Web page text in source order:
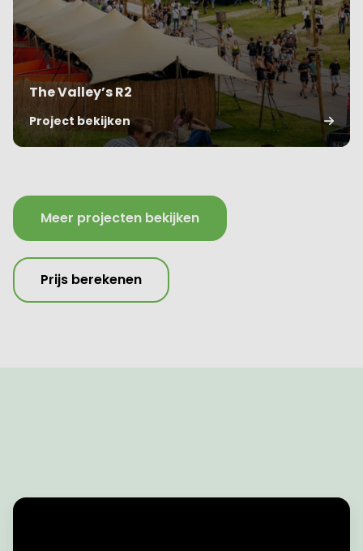
The Valley’s R2
Project bekijken
Meer projecten bekijken
Prijs berekenen